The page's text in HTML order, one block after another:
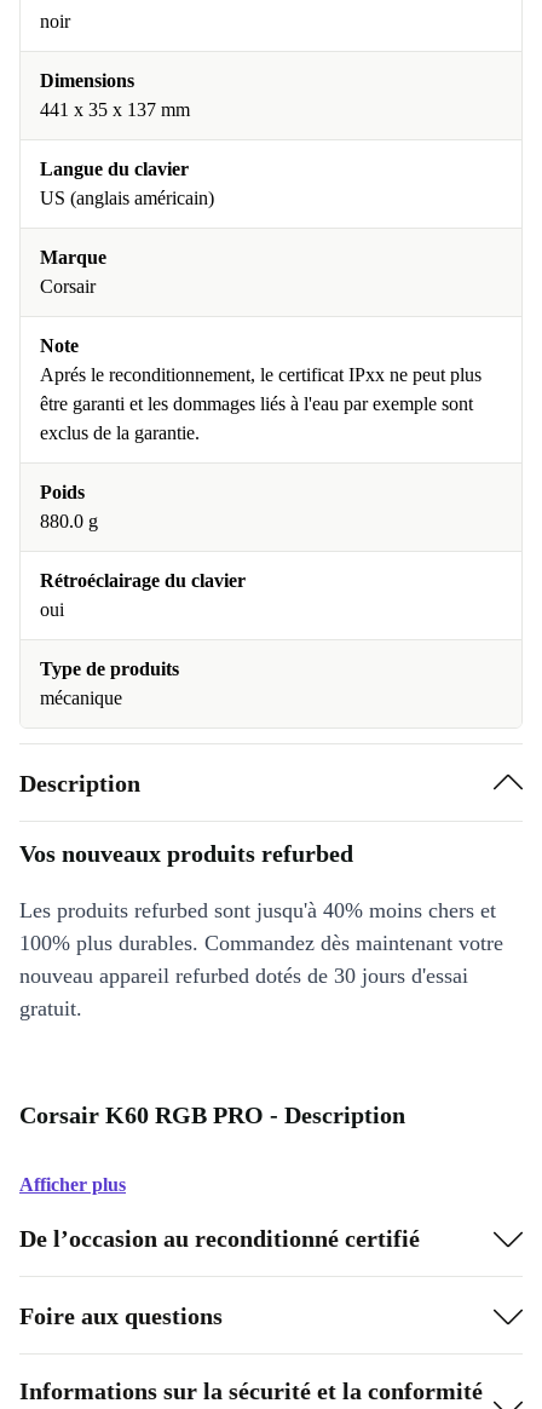
noir
Dimensions
441 x 35 x 137 mm
Langue du clavier
US (anglais américain)
Marque
Corsair
Note
Aprés le reconditionnement, le certificat IPxx ne peut plus
être garanti et les dommages liés à l'eau par exemple sont
exclus de la garantie.
Poids
880.0 g
Rétroéclairage du clavier
oui
Type de produits
mécanique
Description
Vos nouveaux produits refurbed
Les produits refurbed sont jusqu'à 40% moins chers et
100% plus durables. Commandez dès maintenant votre
nouveau appareil refurbed dotés de 30 jours d'essai
gratuit.
Corsair K60 RGB PRO - Description
Afficher plus
De l’occasion au reconditionné certifié
Foire aux questions
Informations sur la sécurité et la conformité